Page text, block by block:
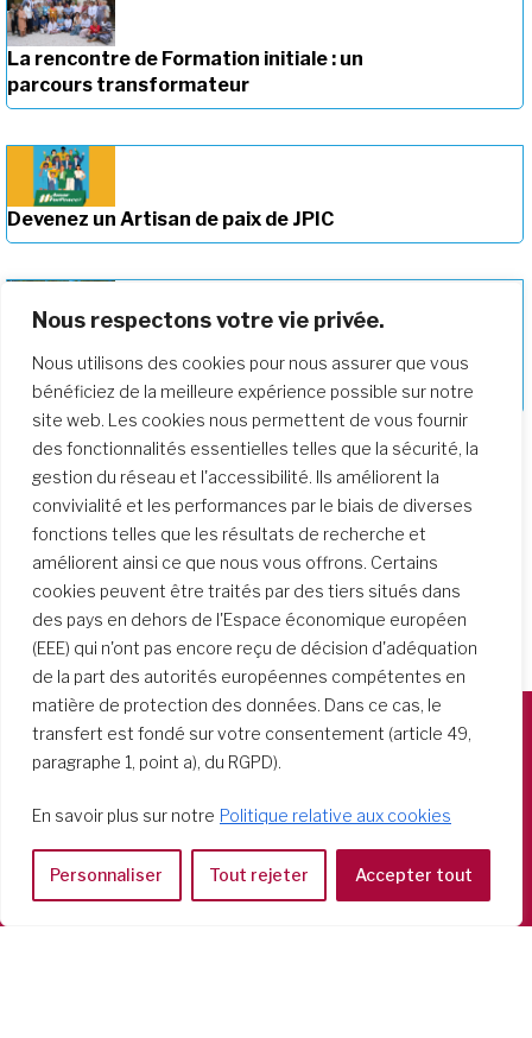
Nous respectons votre vie privée.
Nous utilisons des cookies pour nous assurer que vous
bénéficiez de la meilleure expérience possible sur notre
site web. Les cookies nous permettent de vous fournir
des fonctionnalités essentielles telles que la sécurité, la
gestion du réseau et l'accessibilité. Ils améliorent la
convivialité et les performances par le biais de diverses
fonctions telles que les résultats de recherche et
améliorent ainsi ce que nous vous offrons. Certains
cookies peuvent être traités par des tiers situés dans
des pays en dehors de l'Espace économique européen
(EEE) qui n'ont pas encore reçu de décision d'adéquation
de la part des autorités européennes compétentes en
matière de protection des données. Dans ce cas, le
transfert est fondé sur votre consentement (article 49,
paragraphe 1, point a), du RGPD).
En savoir plus sur notre Politique relative aux cookies
Personnaliser Tout rejeter Accepter tout
La rencontre de Formation initiale : un
parcours transformateur
Devenez un Artisan de paix de JPIC
Approfondir notre parcours de
formation
Società del Sacro Cuore
Via Tarquinio Vipera, 16 - 00152 Roma
Tel: 06 58 23 03 32 or 06 58 20 31 17